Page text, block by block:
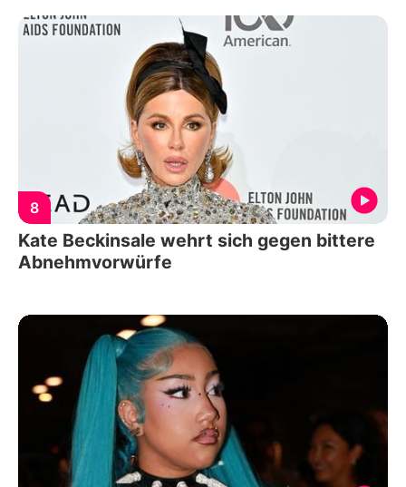
8
Kate Beckinsale wehrt sich gegen bittere
Abnehmvorwürfe